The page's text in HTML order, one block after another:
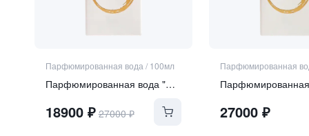
Парфюмированная вода / 100мл
Парфюмированная вода "NOORIA"
18900₽ 27000₽
Парфюмированная
27000 ₽